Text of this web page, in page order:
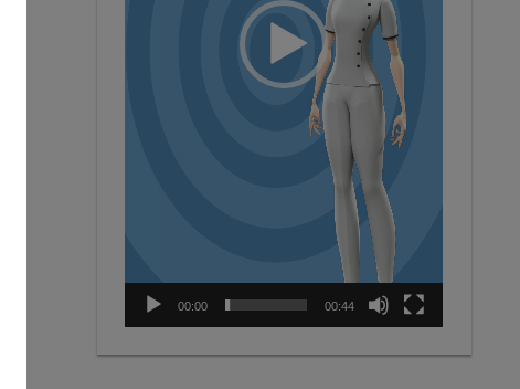
00:00 00:44